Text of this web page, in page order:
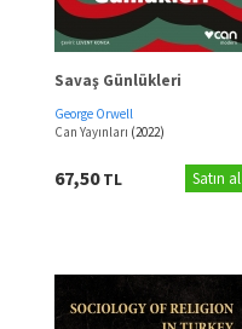
Savaş Günlükleri
George Orwell
Can Yayınları (2022)
67,50TL Satın al